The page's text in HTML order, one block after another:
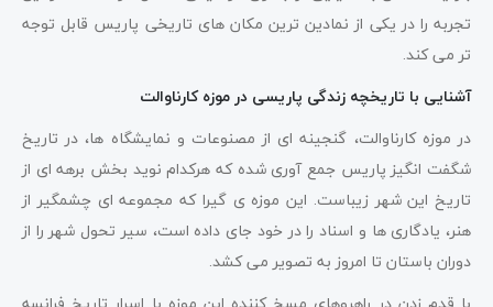
تجربه را در یکی از نمادین ترین مکان های تاریخی پاریس قابل توجه
تر می کند.
آشنایی با تاریخچه زندگی پاریسی در موزه کارناوالت
در موزه کارناوالت، گنجینه ای از مصنوعات و نمایشگاه ها، در تاریخ
شگفت انگیز پاریس جمع آوری شده که هرکدام نوید بخش برهه ای از
تاریخ این شهر زیباست. این موزه ی گیرا که مجموعه ای چشمگیر از
هنر، یادگاری ها و اسناد را در خود جای داده است، سیر تحول شهر را از
دوران باستان تا امروز به تصویر می کشد.